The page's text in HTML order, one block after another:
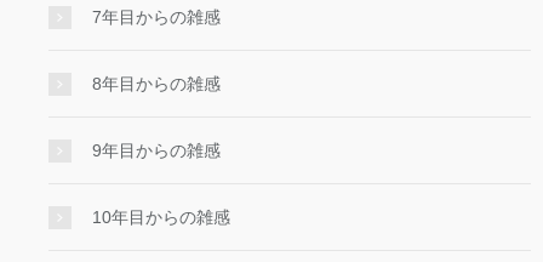
7年目からの雑感
8年目からの雑感
9年目からの雑感
10年目からの雑感